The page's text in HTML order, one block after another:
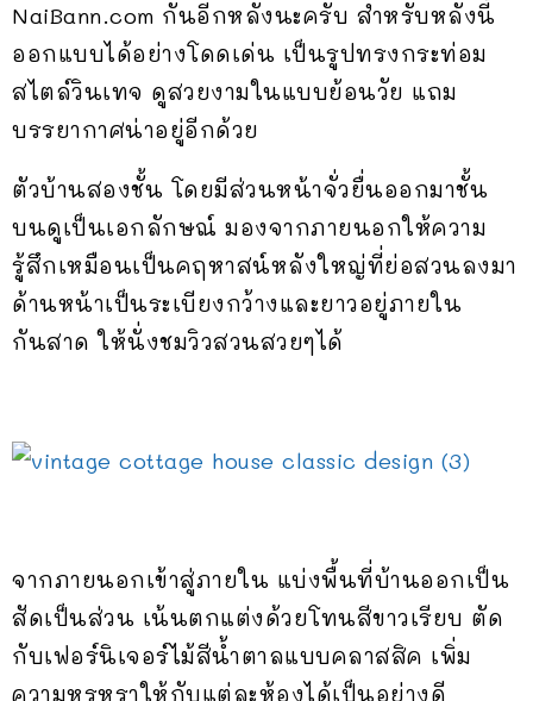
NaiBann.com กันอีกหลังนะครับ สำหรับหลังนี้
ออกแบบได้อย่างโดดเด่น เป็นรูปทรงกระท่อม
สไตล์วินเทจ ดูสวยงามในแบบย้อนวัย แถม
บรรยากาศน่าอยู่อีกด้วย
ตัวบ้านสองชั้น โดยมีส่วนหน้าจั่วยื่นออกมาชั้น
บนดูเป็นเอกลักษณ์ มองจากภายนอกให้ความ
รู้สึกเหมือนเป็นคฤหาสน์หลังใหญ่ที่ย่อสวนลงมา
ด้านหน้าเป็นระเบียงกว้างและยาวอยู่ภายใน
กันสาด ให้นั่งชมวิวสวนสวยๆได้
จากภายนอกเข้าสู่ภายใน แบ่งพื้นที่บ้านออกเป็น
สัดเป็นส่วน เน้นตกแต่งด้วยโทนสีขาวเรียบ ตัด
กับเฟอร์นิเจอร์ไม้สีน้ำตาลแบบคลาสสิค เพิ่ม
ความหรูหราให้กับแต่ละห้องได้เป็นอย่างดี